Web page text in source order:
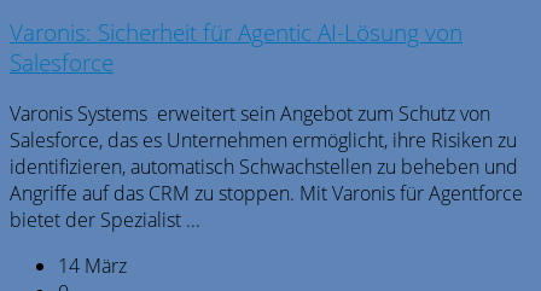
Varonis: Sicherheit für Agentic AI-Lösung von
Salesforce
Varonis Systems erweitert sein Angebot zum Schutz von
Salesforce, das es Unternehmen ermöglicht, ihre Risiken zu
identifizieren, automatisch Schwachstellen zu beheben und
Angriffe auf das CRM zu stoppen. Mit Varonis für Agentforce
bietet der Spezialist ...
14 März